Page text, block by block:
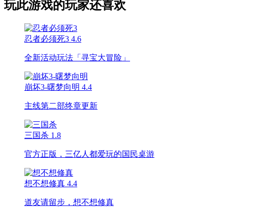
玩此游戏的玩家还喜欢
忍者必须死3 4.6
全新活动玩法「寻宝大冒险」
崩坏3-曙梦向明 4.4
主线第二部终章更新
三国杀 1.8
官方正版，三亿人都爱玩的国民桌游
想不想修真 4.4
道友请留步，想不想修真